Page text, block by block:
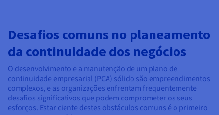
Desafios comuns no planeamento
da continuidade dos negócios
O desenvolvimento e a manutenção de um plano de
continuidade empresarial (PCA) sólido são empreendimentos
complexos, e as organizações enfrentam frequentemente
desafios significativos que podem comprometer os seus
esforços. Estar ciente destes obstáculos comuns é o primeiro